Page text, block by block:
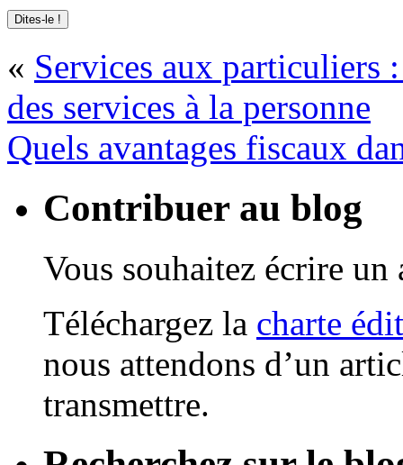
« Services aux particuliers
des services à la personne
Quels avantages fiscaux
Contribuer au blog
Vous souhaitez écrire
Téléchargez la charte
nous attendons d’un
transmettre.